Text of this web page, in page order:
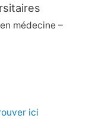
médecine –
ici